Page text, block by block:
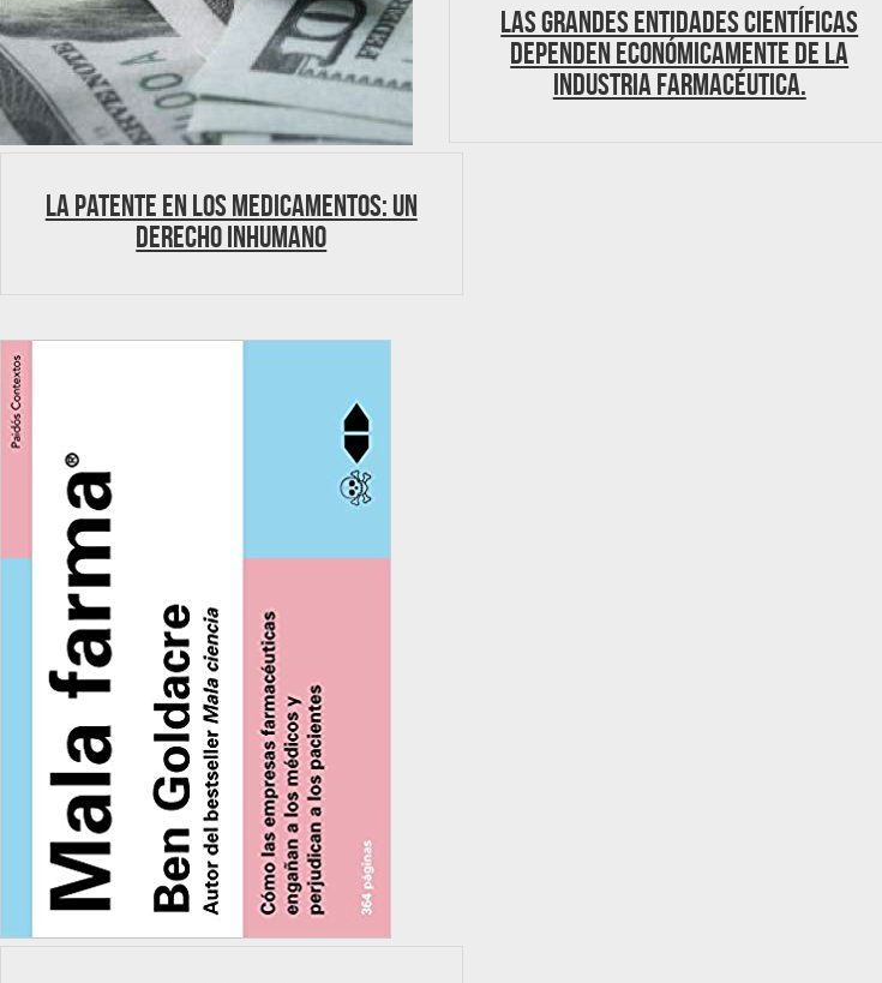
La patente en los medicamentos: un
derecho inhumano
Las grandes entidades científicas
dependen económicamente de la
industria farmacéutica.